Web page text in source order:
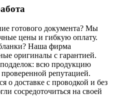
готового документа? Мы
цены и гибкую оплату.
Наша фирма
оригиналы с гарантией.
всю продукцию
репутацией.
о доставке с проводкой и без
сосредоточиться на своей